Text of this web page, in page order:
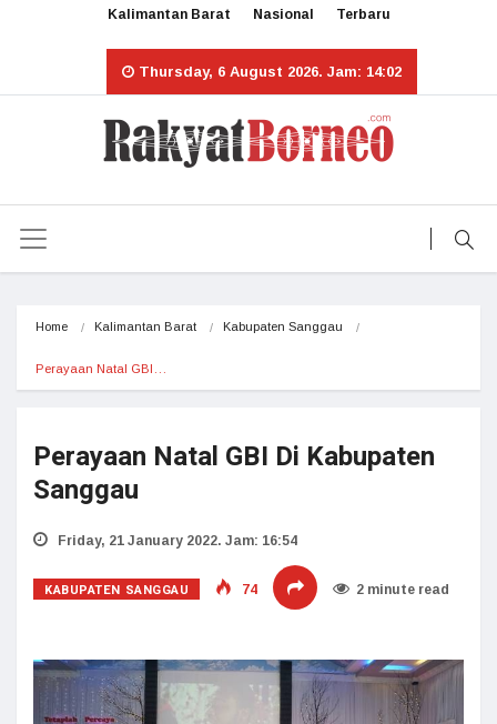
Kalimantan Barat Nasional Terbaru
Thursday, 6 August 2026. Jam: 14:02
Home Kalimantan Barat Kabupaten Sanggau
Perayaan Natal GBI…
Perayaan Natal GBI Di Kabupaten
Sanggau
Friday, 21 January 2022. Jam: 16:54
KABUPATEN SANGGAU 74 2 minute read